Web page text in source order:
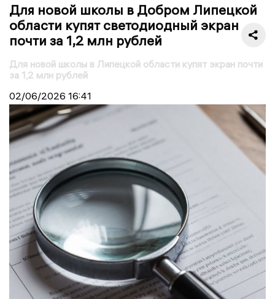
Для новой школы в Добром Липецкой
области купят светодиодный экран
почти за 1,2 млн рублей
Для новой школы в Липецкой области купят экран почти
за 1,2 млн рублей
02/06/2026 16:41